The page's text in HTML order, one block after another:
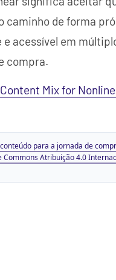
caminho de forma
acessível em
compra.
Mix for
para a jornada de
Commons Atribuição 4.0